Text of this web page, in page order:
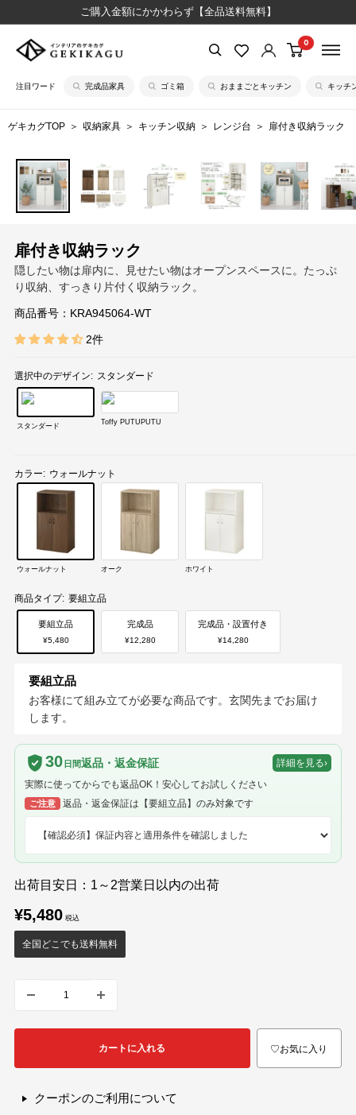
ご購入金額にかかわらず【全品送料無料】
【公
イ
テ
ア
の
ゲ
カ
グ
0
注目ワード 完成品家具 ゴミ箱 おままごとキッチン キッチ
ゲキカグTOP 収納家具 キッチン収納 レンジ台 扉付き収納ラック
扉付き収納ラック
隠したい物は扉内に、見せたい物はオープンスペースに。たっぷ
り収納、すっきり片付く収納ラック。
商品番号： KRA945064-WT
2件
選択中のデザイン: スタンダード
スタンダード Toffy PUTUPUTU
カラー: ウォールナット
ウォールナット オーク ホワイト
商品タイプ: 要組立品
要組立品
¥5,480
完成品
¥12,280
完成品・設置付き
¥14,280
要組立品
お客様にて組み立てが必要な商品です。玄関先までお届け
します。
30 日間返品・返金保証 詳細を見る›
実際に使ってからでも返品OK！安心してお試しください
ご注意 返品・返金保証は【要組立品】のみ対象です
出荷目安日：1～2営業日以内の出荷
販
売
価
格
¥5,480
全国どこでも送料無料
カートに入れる ♡お気に入り
クーポンのご利用について